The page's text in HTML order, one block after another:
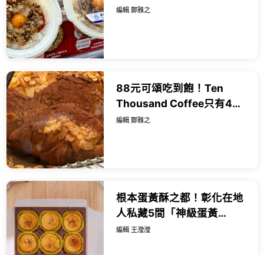
吃、泰式米其林樓下小七
編輯 鄭雅之
88元可頌吃到飽！Ten
Thousand Coffee只有4天
父親節優惠，隨便吃都回
編輯 鄭雅之
根本蛋黃酥之都！彰化在地
人私藏5間「神級蛋黃
酥」，連黃仁勳都搶買這家
編輯 王瀅瀅